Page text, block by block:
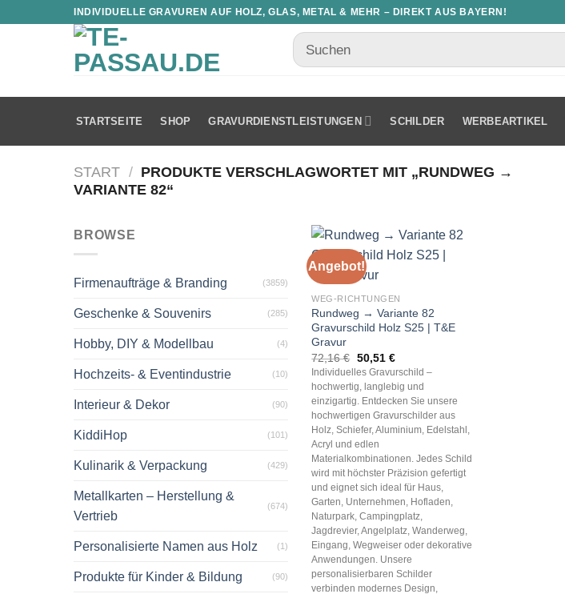
INDIVIDUELLE GRAVUREN AUF HOLZ, GLAS, METAL & MEHR – DIREKT AUS BAYERN!
STARTSEITE SHOP GRAVURDIENSTLEISTUNGEN SCHILDER WERBEARTIKEL
START / PRODUKTE VERSCHLAGWORTET MIT „RUNDWEG →
VARIANTE 82“
BROWSE
Firmenaufträge & Branding (3859)
Geschenke & Souvenirs (285)
Hobby, DIY & Modellbau (4)
Hochzeits- & Eventindustrie (10)
Interieur & Dekor (90)
KiddiHop (101)
Kulinarik & Verpackung (429)
Metallkarten – Herstellung &
Vertrieb
(674)
Personalisierte Namen aus Holz (1)
Produkte für Kinder & Bildung (90)
Angebot!
WEG-RICHTUNGEN
Rundweg → Variante 82
Gravurschild Holz S25 | T&E
Gravur
72,16€ Ursprünglicher
Preis
war:
72,16 €
50,51 €Aktueller
Preis
ist:
50,51 €.
Individuelles Gravurschild –
hochwertig, langlebig und
einzigartig. Entdecken Sie unsere
hochwertigen Gravurschilder aus
Holz, Schiefer, Aluminium, Edelstahl,
Acryl und edlen
Materialkombinationen. Jedes Schild
wird mit höchster Präzision gefertigt
und eignet sich ideal für Haus,
Garten, Unternehmen, Hofladen,
Naturpark, Campingplatz,
Jagdrevier, Angelplatz, Wanderweg,
Eingang, Wegweiser oder dekorative
Anwendungen. Unsere
personalisierbaren Schilder
verbinden modernes Design,